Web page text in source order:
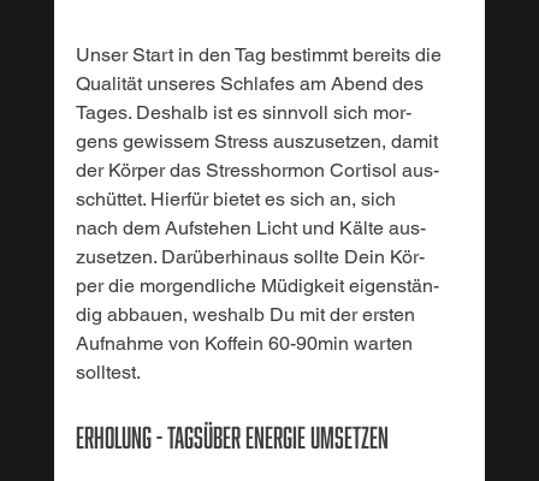
Unser Start in den Tag bestimmt bereits die
Qualität unseres Schlafes am Abend des
Tages. Deshalb ist es sinnvoll sich mor-
gens gewissem Stress auszusetzen, damit
der Körper das Stresshormon Cortisol aus-
schüttet. Hierfür bietet es sich an, sich
nach dem Aufstehen Licht und Kälte aus-
zusetzen. Darüberhinaus sollte Dein Kör-
per die morgendliche Müdigkeit eigenstän-
dig abbauen, weshalb Du mit der ersten
Aufnahme von Koffein 60-90min warten
solltest.
Erholung - Tagsüber Energie umsetzen